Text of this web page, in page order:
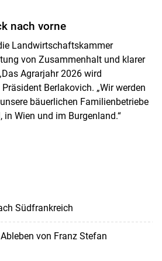
nach vorne
Landwirtschaftskammer
von Zusammenhalt und klarer
Agrarjahr 2026 wird
Berlakovich. „Wir werden
bäuerlichen Familienbetriebe
Wien und im Burgenland.“
Südfrankreich
von Franz Stefan